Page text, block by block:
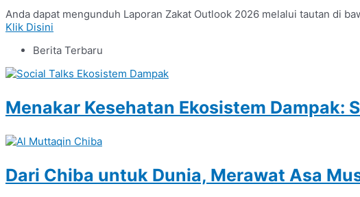
Anda dapat mengunduh Laporan Zakat Outlook 2026 melalui tautan di
Klik Disini
Berita Terbaru
Menakar Kesehatan Ekosistem Dampak:
Dari Chiba untuk Dunia, Merawat Asa